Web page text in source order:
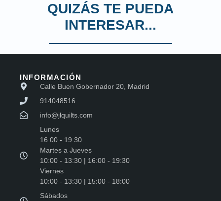
QUIZÁS TE PUEDA
INTERESAR...
INFORMACIÓN
Calle Buen Gobernador 20, Madrid
914048516
info@jlquilts.com
Lunes
16:00 - 19:30
Martes a Jueves
10:00 - 13:30 | 16:00 - 19:30
Viernes
10:00 - 13:30 | 15:00 - 18:00
Sábados